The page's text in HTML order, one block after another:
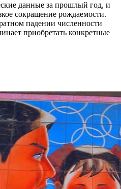
данные за прошлый год, и
сокращение рождаемости.
падении численности
приобретать конкретные